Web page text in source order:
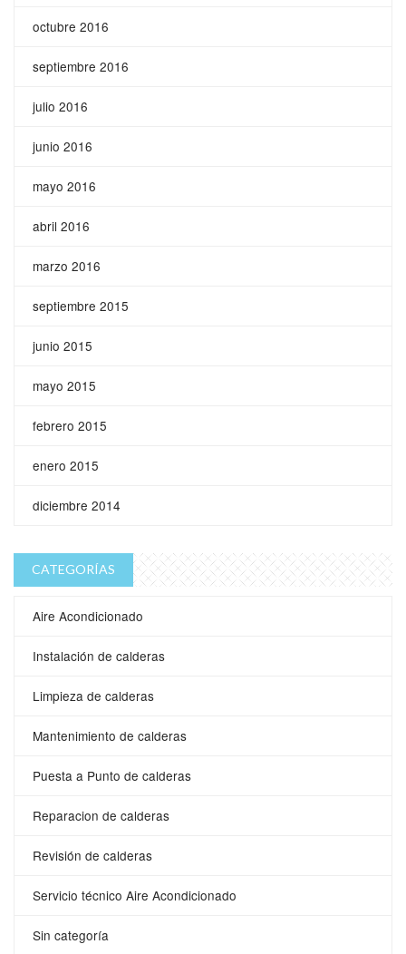
octubre 2016
septiembre 2016
julio 2016
junio 2016
mayo 2016
abril 2016
marzo 2016
septiembre 2015
junio 2015
mayo 2015
febrero 2015
enero 2015
diciembre 2014
CATEGORÍAS
Aire Acondicionado
Instalación de calderas
Limpieza de calderas
Mantenimiento de calderas
Puesta a Punto de calderas
Reparacion de calderas
Revisión de calderas
Servicio técnico Aire Acondicionado
Sin categoría